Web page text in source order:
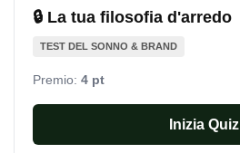
🔒 La tua filosofia d'arredo
TEST DEL SONNO & BRAND
Premio: 4 pt
Inizia Quiz